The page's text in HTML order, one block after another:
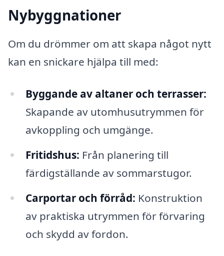
Nybyggnationer
Om du drömmer om att skapa något nytt
kan en snickare hjälpa till med:
Byggande av altaner och terrasser:
Skapande av utomhusutrymmen för
avkoppling och umgänge.
Fritidshus: Från planering till
färdigställande av sommarstugor.
Carportar och förråd: Konstruktion
av praktiska utrymmen för förvaring
och skydd av fordon.